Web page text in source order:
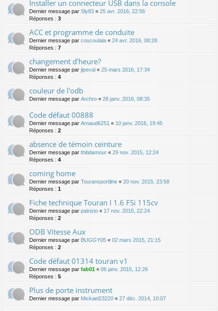
Installer un connecteur USB dans la console
Dernier message par Sly83 « 25 avr. 2016, 22:56
Réponses : 3
ACC et programme de conduite
Dernier message par coucoulala « 24 avr. 2016, 08:28
Réponses : 7
changement d'heure?
Dernier message par jipeval « 25 mars 2016, 17:34
Réponses : 4
couleur de l'odb
Dernier message par Archro « 28 janv. 2016, 08:35
Code défaut 00888
Dernier message par Arnaud6251 « 10 janv. 2016, 19:45
Réponses : 2
absence de témoin ceinture
Dernier message par thitidamour « 29 nov. 2015, 12:24
Réponses : 4
coming home
Dernier message par Touransportline « 20 nov. 2015, 23:58
Réponses : 1
Fiche technique Touran I 1.6 FSi 115cv
Dernier message par patrizio « 17 nov. 2015, 22:24
Réponses : 2
ODB Vitesse Aux
Dernier message par BUGGY05 « 02 mars 2015, 21:15
Réponses : 2
Code défaut 01314 touran v1
Dernier message par fab01 « 06 janv. 2015, 12:26
Réponses : 5
Plus de porte instrument
Dernier message par Mickael23220 « 27 déc. 2014, 10:07